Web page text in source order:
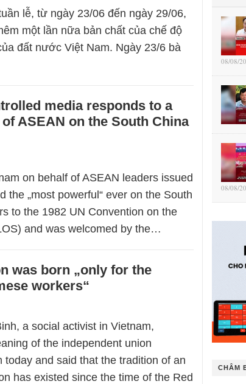
lễ, từ ngày 23/06 đến ngày 29/06,
một lần nữa bản chất của chế độ
đất nước Việt Nam. Ngày 23/6 bà
media responds to a
ASEAN on the South China
on behalf of ASEAN leaders issued
the „most powerful“ ever on the South
to the 1982 UN Convention on the
and was welcomed by the…
was born „only for the
workers“
a social activist in Vietnam,
of the independent union
today and said that the tradition of an
has existed since the time of the Red
08/08/
08/08/
CHÂM